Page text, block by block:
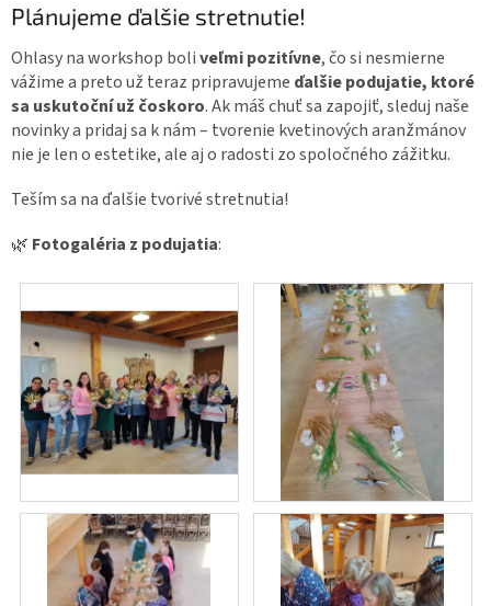
Plánujeme ďalšie stretnutie!
Ohlasy na workshop boliveľmi pozitívne, čo si nesmierne
vážime a preto už teraz pripravujeme ďalšie podujatie, ktoré
sa uskutoční už čoskoro. Ak máš chuť sa zapojiť, sleduj naše
novinky a pridaj sa k nám – tvorenie kvetinových aranžmánov
nie je len o estetike, ale aj o radosti zo spoločného zážitku.
Teším sa na ďalšie tvorivé stretnutia!
🌿 Fotogaléria z podujatia: